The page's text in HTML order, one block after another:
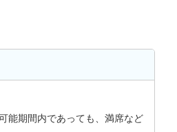
能期間内であっても、満席など